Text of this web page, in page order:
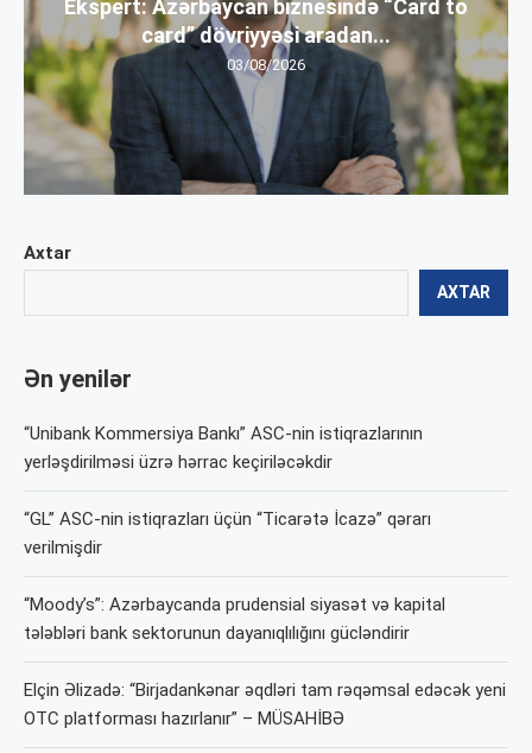
Axtar
AXTAR
Ən yenilər
“Unibank Kommersiya Bankı” ASC-nin istiqrazlarının
yerləşdirilməsi üzrə hərrac keçiriləcəkdir
“GL” ASC-nin istiqrazları üçün “Ticarətə İcazə” qərarı
verilmişdir
“Moody’s”: Azərbaycanda prudensial siyasət və kapital
tələbləri bank sektorunun dayanıqlılığını gücləndirir
Elçin Əlizadə: “Birjadankənar əqdləri tam rəqəmsal edəcək yeni
OTC platforması hazırlanır” – MÜSAHİBƏ
Ekspert: Azərbaycan biznesində “Card to
card” dövriyyəsi aradan...
03/08/2026